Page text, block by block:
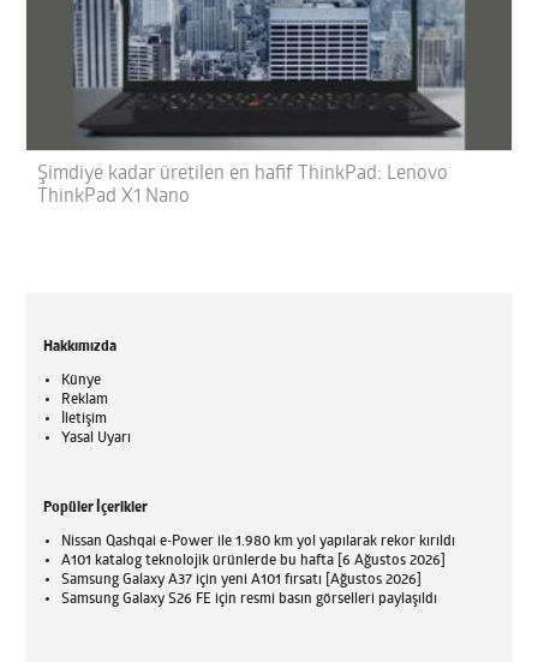
Şimdiye kadar üretilen en hafif ThinkPad: Lenovo
ThinkPad X1 Nano
Hakkımızda
Künye
Reklam
İletişim
Yasal Uyarı
Popüler İçerikler
Nissan Qashqai e-Power ile 1.980 km yol yapılarak rekor kırıldı
A101 katalog teknolojik ürünlerde bu hafta [6 Ağustos 2026]
Samsung Galaxy A37 için yeni A101 fırsatı [Ağustos 2026]
Samsung Galaxy S26 FE için resmi basın görselleri paylaşıldı